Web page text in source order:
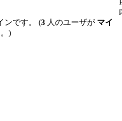
ンです。 (3 人のユーザが マイ
)